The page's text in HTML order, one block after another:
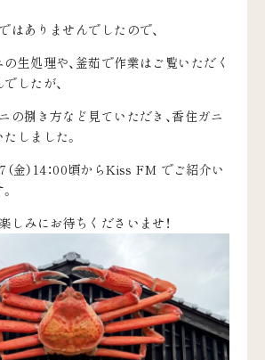
はありませんでしたので、
生処理や、釜茹で作業はご覧いただく
したが、
の捌き方など見ていただき、香住ガニ
しました。
（金）14：00頃からKiss FM でご紹介い
しみにお待ちくださいませ！